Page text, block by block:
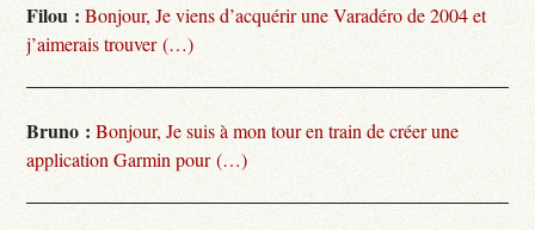
Filou : Bonjour, Je viens d’acquérir une Varadéro de 2004 et
j’aimerais trouver (…)
Bruno : Bonjour, Je suis à mon tour en train de créer une
application Garmin pour (…)